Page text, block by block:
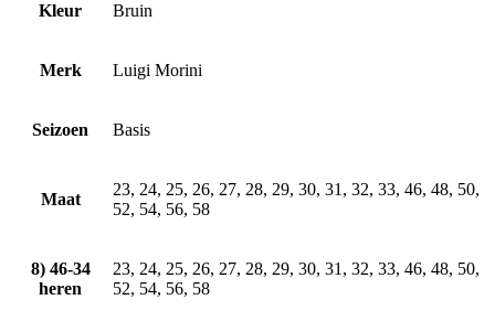
Kleur Bruin
Merk Luigi Morini
Seizoen Basis
Maat
23, 24, 25, 26, 27, 28, 29, 30, 31, 32, 33, 46, 48, 50,
52, 54, 56, 58
8) 46-34
heren
23, 24, 25, 26, 27, 28, 29, 30, 31, 32, 33, 46, 48, 50,
52, 54, 56, 58